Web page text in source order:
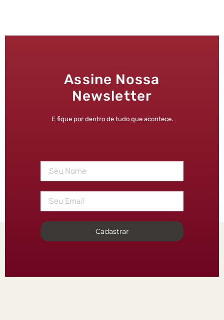
Assine Nossa
Newsletter
E fique por dentro de tudo que acontece.
Cadastrar